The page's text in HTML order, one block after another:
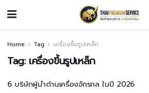
Home Tag เครื่องขึ้นรูปเหล็ก
Tag: เครื่องขึ้นรูปเหล็ก
6 บริษัทผู้นำด้านเครื่องจักรกล ในปี 2026